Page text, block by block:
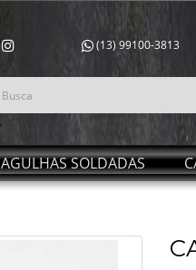
(13) 99100-3813
AGULHAS SOLDADAS